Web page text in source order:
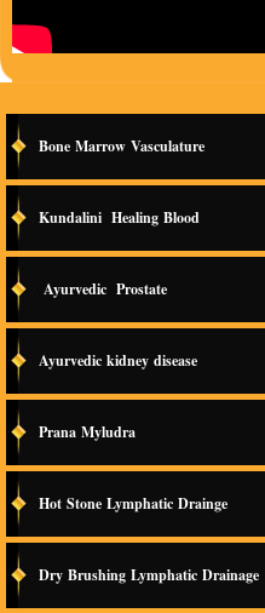
Bone Marrow Vasculature
Kundalini Healing Blood
Ayurvedic Prostate
Ayurvedic kidney disease
Prana Myludra
Hot Stone Lymphatic Drainge
Dry Brushing Lymphatic Drainage